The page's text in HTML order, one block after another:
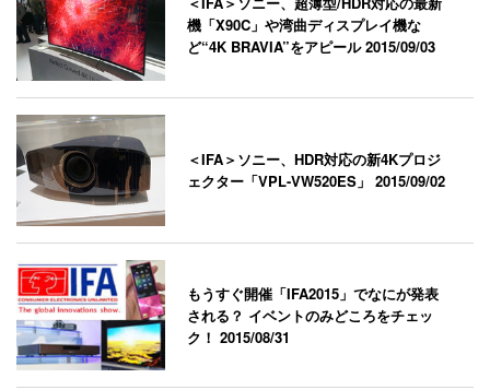
機「X90C」や湾曲ディスプレイ機な
ど“4K BRAVIA”をアピール2015/09/03
＜IFA＞ソニー、HDR対応の新4Kプロジ
ェクター「VPL-VW520ES」2015/09/02
もうすぐ開催「IFA2015」でなにが発表
される？ イベントのみどころをチェッ
ク！2015/08/31